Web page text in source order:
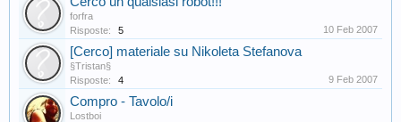
forfra
Risposte:
5 10 Feb 2007
[Cerco] materiale su Nikoleta Stefanova
§Tristan§
Risposte:
4 9 Feb 2007
Compro - Tavolo/i
Lostboi